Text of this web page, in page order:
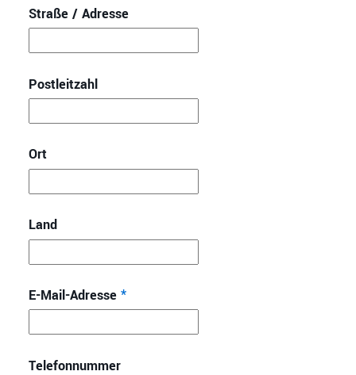
Straße / Adresse
Postleitzahl
Ort
Land
E-Mail-Adresse *
Telefonnummer